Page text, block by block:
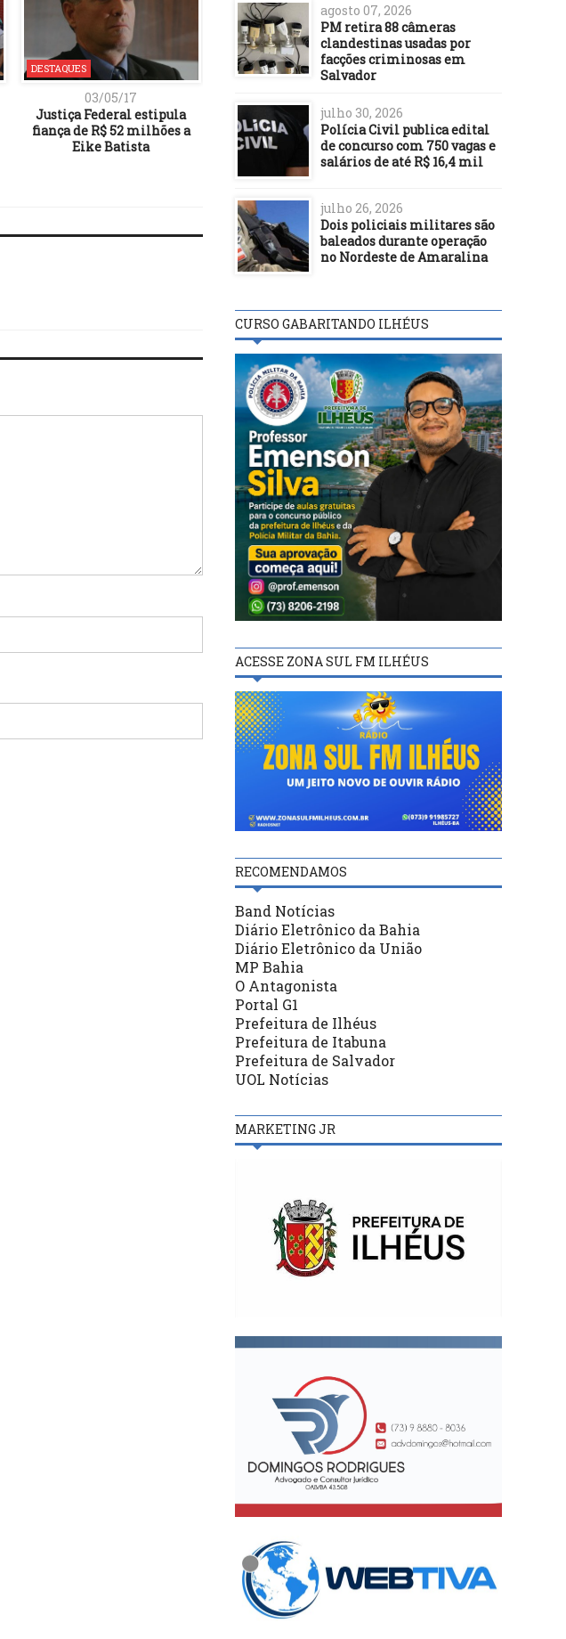
DESTAQUES
03/05/17
Justiça Federal estipula
fiança de R$ 52 milhões a
Eike Batista
DESTAQUES
Ilhéus aplicou apenas 15 mil
doses da vacina bivalente
contra a Covid-19
DESTAQUES
sanitárias
secretários de saúde no
da Bahia
agosto 07, 2026
PM retira 88 câmeras
clandestinas usadas por
facções criminosas em
Salvador
julho 30, 2026
Polícia Civil publica edital
de concurso com 750 vagas e
salários de até R$ 16,4 mil
julho 26, 2026
Dois policiais militares são
baleados durante operação
no Nordeste de Amaralina
CURSO GABARITANDO ILHÉUS
ACESSE ZONA SUL FM ILHÉUS
RECOMENDAMOS
Band Notícias
Diário Eletrônico da Bahia
Diário Eletrônico da União
MP Bahia
O Antagonista
Portal G1
Prefeitura de Ilhéus
Prefeitura de Itabuna
Prefeitura de Salvador
UOL Notícias
MARKETING JR